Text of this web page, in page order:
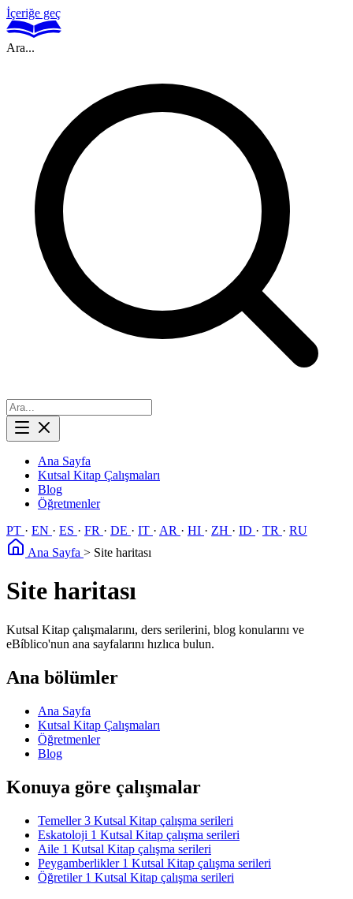
İçeriğe geç
Ara...
Ana Sayfa
Kutsal Kitap Çalışmaları
Blog
Öğretmenler
PT · EN · ES · FR · DE · IT · AR · HI · ZH · ID · TR · RU
Ana Sayfa > Site haritası
Site haritası
Kutsal Kitap çalışmalarını, ders serilerini, blog konularını ve
eBíblico'nun ana sayfalarını hızlıca bulun.
Ana bölümler
Ana Sayfa
Kutsal Kitap Çalışmaları
Öğretmenler
Blog
Konuya göre çalışmalar
Temeller 3 Kutsal Kitap çalışma serileri
Eskatoloji 1 Kutsal Kitap çalışma serileri
Aile 1 Kutsal Kitap çalışma serileri
Peygamberlikler 1 Kutsal Kitap çalışma serileri
Öğretiler 1 Kutsal Kitap çalışma serileri